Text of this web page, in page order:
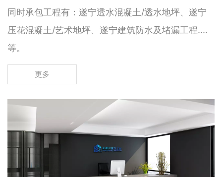
同时承包工程有：遂宁透水混凝土/透水地坪、遂宁
压花混凝土/艺术地坪、遂宁建筑防水及堵漏工程....
等。
更多